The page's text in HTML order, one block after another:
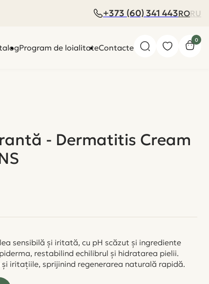
+373 (60) 341 443RORU
Program de loialitateContacte
0
- Dermatitis Cream
sensibilă și iritată, cu pH scăzut și ingrediente
restabilind echilibrul și hidratarea pielii.
și iritațiile, sprijinind regenerarea naturală rapidă.